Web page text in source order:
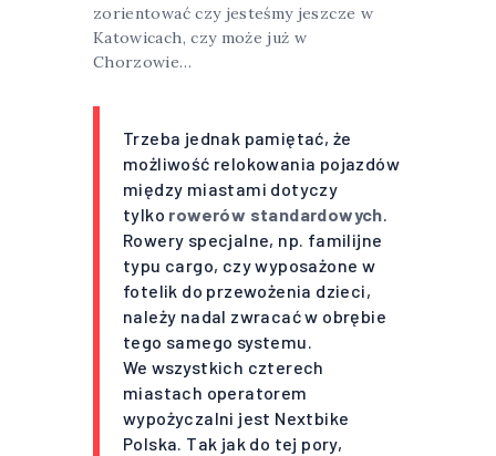
zorientować czy jesteśmy jeszcze w
Katowicach, czy może już w
Chorzowie…
Trzeba jednak pamiętać, że
możliwość relokowania pojazdów
między miastami dotyczy
tylko rowerów standardowych.
Rowery specjalne, np. familijne
typu cargo, czy wyposażone w
fotelik do przewożenia dzieci,
należy nadal zwracać w obrębie
tego samego systemu.
We wszystkich czterech
miastach operatorem
wypożyczalni jest Nextbike
Polska. Tak jak do tej pory,